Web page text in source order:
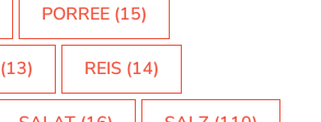
PORREE (15)
(13) REIS (14)